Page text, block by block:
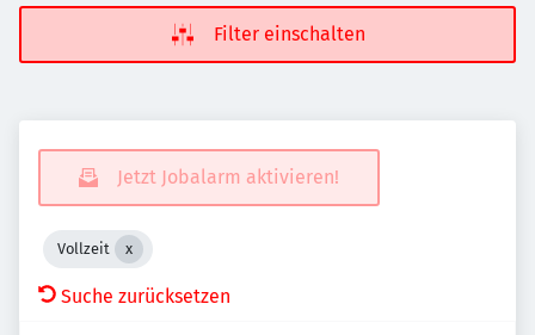
Filter einschalten
Jetzt Jobalarm aktivieren!
Vollzeit
Suche zurücksetzen